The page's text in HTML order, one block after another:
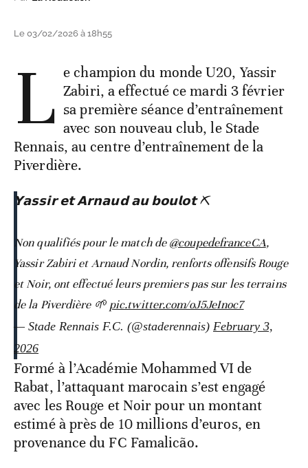
Le 03/02/2026 à 18h55
L e champion du monde U20, Yassir
Zabiri, a effectué ce mardi 3 février
sa première séance d’entraînement
avec son nouveau club, le Stade
Rennais, au centre d’entraînement de la
Piverdière.
𝗬𝗮𝘀𝘀𝗶𝗿 𝗲𝘁 𝗔𝗿𝗻𝗮𝘂𝗱 𝗮𝘂 𝗯𝗼𝘂𝗹𝗼𝘁 ⛏️
Non qualifiés pour le match de@coupedefranceCA,
Yassir Zabiri et Arnaud Nordin, renforts offensifs Rouge
et Noir, ont effectué leurs premiers pas sur les terrains
de la Piverdière 🌱pic.twitter.com/oJ5JeInoc7
— Stade Rennais F.C. (@staderennais) February 3,
2026
Formé à l’Académie Mohammed VI de
Rabat, l’attaquant marocain s’est engagé
avec les Rouge et Noir pour un montant
estimé à près de 10 millions d’euros, en
provenance du FC Famalicão.